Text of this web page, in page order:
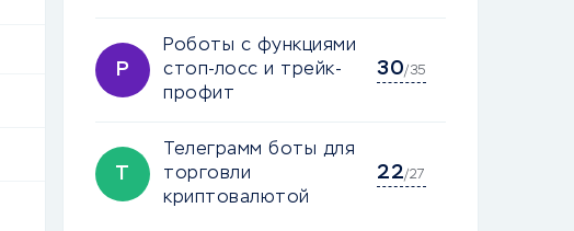
Р
Роботы с функциями
стоп-лосс и трейк-
профит
30/35
Т
Телеграмм боты для
торговли
криптовалютой
22/27